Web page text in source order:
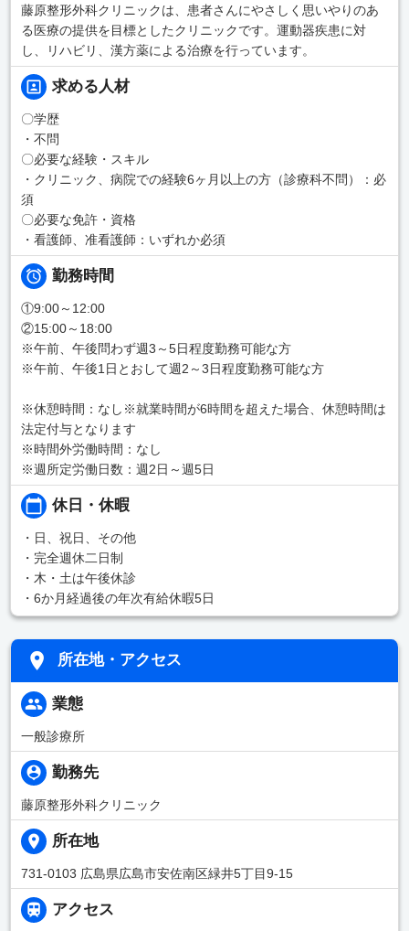
藤原整形外科クリニックは、患者さんにやさしく思いやりのあ
る医療の提供を目標としたクリニックです。運動器疾患に対
し、リハビリ、漢方薬による治療を行っています。
求める人材
〇学歴
・不問
〇必要な経験・スキル
・クリニック、病院での経験6ヶ月以上の方（診療科不問）：必
須
〇必要な免許・資格
・看護師、准看護師：いずれか必須
勤務時間
①9:00～12:00
②15:00～18:00
※午前、午後問わず週3～5日程度勤務可能な方
※午前、午後1日とおして週2～3日程度勤務可能な方
※休憩時間：なし※就業時間が6時間を超えた場合、休憩時間は
法定付与となります
※時間外労働時間：なし
※週所定労働日数：週2日～週5日
休日・休暇
・日、祝日、その他
・完全週休二日制
・木・土は午後休診
・6か月経過後の年次有給休暇5日
所在地・アクセス
業態
一般診療所
勤務先
藤原整形外科クリニック
所在地
731-0103 広島県広島市安佐南区緑井5丁目9-15
アクセス